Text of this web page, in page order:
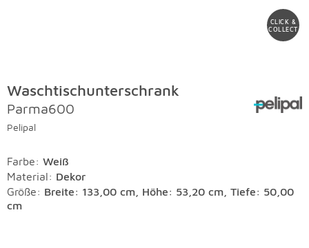
CLICK &
COLLECT
Waschtischunterschrank
Parma600
Pelipal
Farbe: Weiß
Material: Dekor
Größe: Breite: 133,00 cm, Höhe: 53,20 cm, Tiefe: 50,00
cm